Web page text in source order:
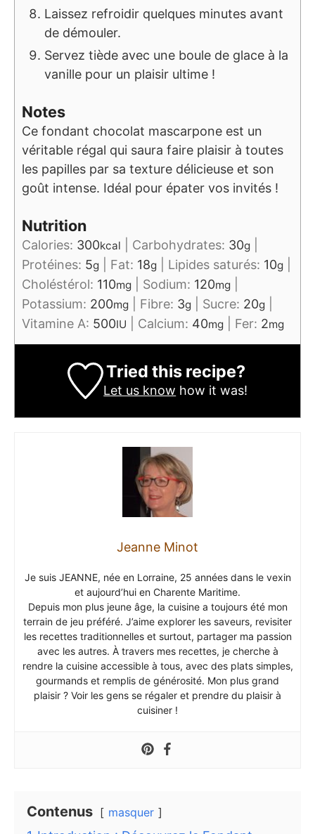
Laissez refroidir quelques minutes avant
de démouler.
Servez tiède avec une boule de glace à la
vanille pour un plaisir ultime !
Notes
Ce fondant chocolat mascarpone est un
véritable régal qui saura faire plaisir à toutes
les papilles par sa texture délicieuse et son
goût intense. Idéal pour épater vos invités !
Nutrition
Calories: 300kcal Carbohydrates: 30g
Protéines: 5g Fat: 18g Lipides saturés: 10g
Choléstérol: 110mg Sodium: 120mg
Potassium: 200mg Fibre: 3g Sucre: 20g
Vitamine A: 500IU Calcium: 40mg Fer: 2mg
Tried this recipe?
Let us know how it was!
Jeanne Minot
Je suis JEANNE, née en Lorraine, 25 années dans le vexin
et aujourd’hui en Charente Maritime.
Depuis mon plus jeune âge, la cuisine a toujours été mon
terrain de jeu préféré. J’aime explorer les saveurs, revisiter
les recettes traditionnelles et surtout, partager ma passion
avec les autres. À travers mes recettes, je cherche à
rendre la cuisine accessible à tous, avec des plats simples,
gourmands et remplis de générosité. Mon plus grand
plaisir ? Voir les gens se régaler et prendre du plaisir à
cuisiner !
Contenus masquer